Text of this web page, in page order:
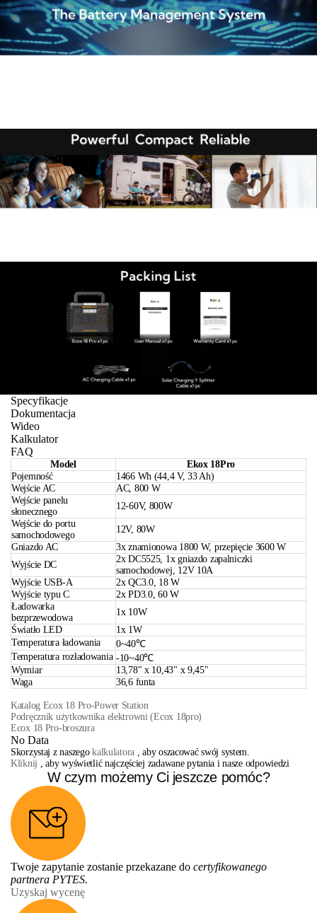
Specyfikacje
Dokumentacja
Wideo
Kalkulator
FAQ
Model
Ekox 18Pro
Pojemność
1466 Wh (44,4 V, 33 Ah)
Wejście AC
AC, 800 W
Wejście panelu
słonecznego
12-60V, 800W
Wejście do portu
samochodowego
12V, 80W
Gniazdo AC
3x znamionowa 1800 W, przepięcie 3600 W
Wyjście DC
2x DC5525, 1x gniazdo zapalniczki
samochodowej, 12V 10A
Wyjście USB-A
2x QC3.0, 18 W
Wyjście typu C
2x PD3.0, 60 W
Ładowarka
bezprzewodowa
1x 10W
Światło LED
1x 1W
Temperatura ładowania
0~40℃
Temperatura rozładowania -10~40℃
Wymiar
13,78" x 10,43" x 9,45"
Waga
36,6 funta
Katalog Ecox 18 Pro-Power Station
Podręcznik użytkownika elektrowni (Ecox 18pro)
Ecox 18 Pro-broszura
No Data
Skorzystaj z naszegokalkulatora , aby oszacować swój system.
Kliknij , aby wyświetlić najczęściej zadawane pytania i nasze odpowiedzi
W czym możemy Ci jeszcze pomóc?
Twoje zapytanie zostanie przekazane do certyfikowanego
partnera PYTES.
Uzyskaj wycenę